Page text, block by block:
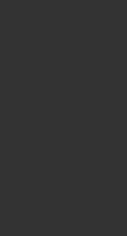
ートパンツ